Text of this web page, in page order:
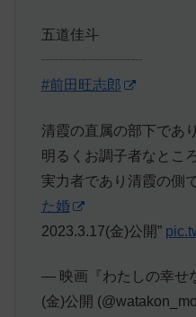
五道佳斗
┈┈┈┈┈┈┈
#前田旺志郎
清霞の直属の部下であ
明るくお調子者なとこ
実力者であり清霞の側
た婚
2023.3.17(金)公開”
— 映画『わたしの幸せ
(金)公開